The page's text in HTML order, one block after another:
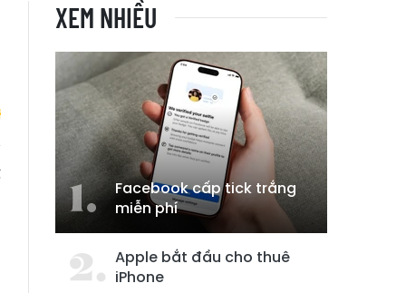
XEM NHIỀU
Facebook cấp tick trắng
miễn phí
Apple bắt đầu cho thuê
iPhone